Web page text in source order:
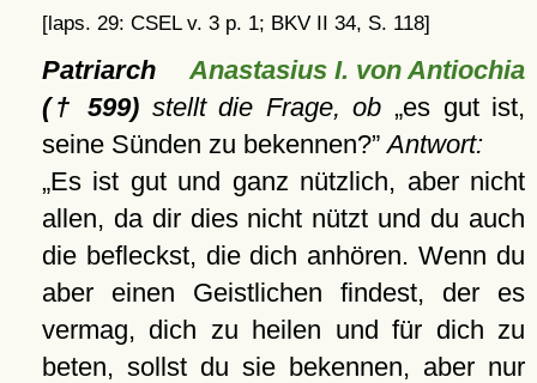
[laps. 29: CSEL v. 3 p. 1; BKV II 34, S. 118]
PatriarchAnastasius I. von Antiochia
(† 599) stellt die Frage, ob
es gut ist,
seine Sünden zu bekennen? Antwort:
Es ist gut und ganz nützlich, aber nicht
allen, da dir dies nicht nützt und du auch
die befleckst, die dich anhören. Wenn du
aber einen Geistlichen findest, der es
vermag, dich zu heilen und für dich zu
beten, sollst du sie bekennen, aber nur